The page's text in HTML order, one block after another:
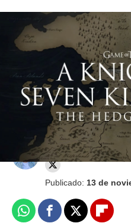
Malas noticias para
Tronos sobre la
protagonizada por Kit
Álvaro Onieva
Publicado: 13 de
WhatsappFacebook
X